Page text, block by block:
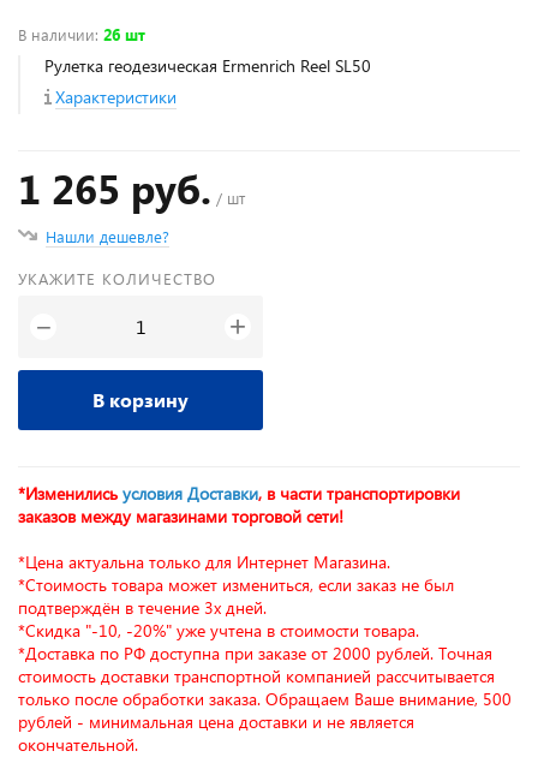
В наличии: 26 шт
Рулетка геодезическая Ermenrich Reel SL50
Характеристики
1 265 руб. / шт
Нашли дешевле?
УКАЖИТЕ КОЛИЧЕСТВО
− +
В корзину
*Изменились условия Доставки, в части транспортировки
заказов между магазинами торговой сети!
*Цена актуальна только для Интернет Магазина.
*Стоимость товара может измениться, если заказ не был
подтверждён в течение 3х дней.
*Скидка "-10, -20%" уже учтена в стоимости товара.
*Доставка по РФ доступна при заказе от 2000 рублей. Точная
стоимость доставки транспортной компанией рассчитывается
только после обработки заказа. Обращаем Ваше внимание, 500
рублей - минимальная цена доставки и не является
окончательной.